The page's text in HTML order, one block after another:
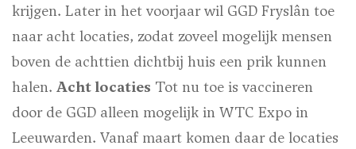
krijgen. Later in het voorjaar wil GGD Fryslân toe
naar acht locaties, zodat zoveel mogelijk mensen
boven de achttien dichtbij huis een prik kunnen
halen. Acht locaties Tot nu toe is vaccineren
door de GGD alleen mogelijk in WTC Expo in
Leeuwarden. Vanaf maart komen daar de locaties